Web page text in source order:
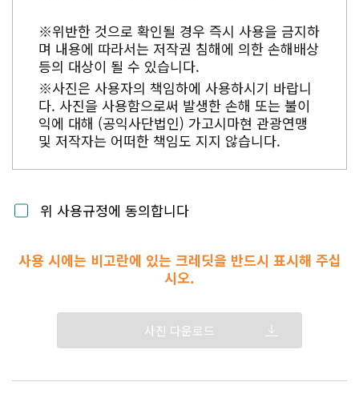
※위반한 것으로 확인될 경우 즉시 사용을 금지하
며 내용에 따라서는 저작권 침해에 의한 손해배상
등의 대상이 될 수 있습니다.
※사진은 사용자의 책임하에 사용하시기 바랍니
다. 사진을 사용함으로써 발생한 손해 또는 불이
익에 대해 (공익사단법인) 가고시마현 관광연맹
및 저작자는 어떠한 책임도 지지 않습니다.
위 사용규정에 동의합니다
사용 시에는 비고란에 있는 크레딧을 반드시 표시해 주십
시오.
사진 다운로드